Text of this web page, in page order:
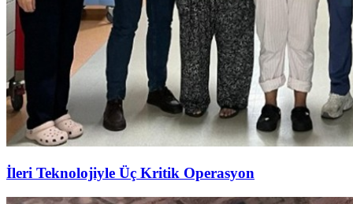
İleri Teknolojiyle Üç Kritik Operasyon